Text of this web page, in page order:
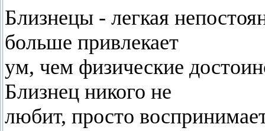
Близнецы - легкая
больше привлекает
ум, чем физические
Близнец никого не
любит, просто